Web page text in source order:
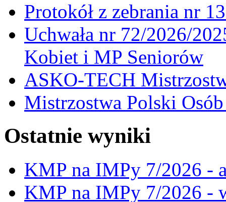
Protokół z zebrania nr
Uchwała nr 72/2026/
Kobiet i MP Seniorów
ASKO-TECH
Mistrzostwa Polski
Ostatnie wyniki
KMP na IMPy 7/2026 -
KMP na IMPy 7/2026 -